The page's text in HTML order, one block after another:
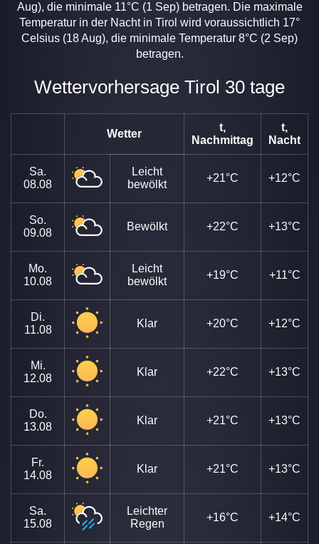
Aug), die minimale 11°C (1 Sep) betragen. Die maximale
Temperatur in der Nacht in Tirol wird voraussichtlich 17°
Celsius (18 Aug), die minimale Temperatur 8°C (2 Sep)
betragen.
Wettervorhersage Tirol 30 tage
Wetter
t,
Nachmittag
t,
Nacht
Sa.
08.08
Leicht
bewölkt
+21°C +12°C
So.
09.08
Bewölkt +22°C +13°C
Mo.
10.08
Leicht
bewölkt
+19°C +11°C
Di.
11.08
Klar +20°C +12°C
Mi.
12.08
Klar +22°C +13°C
Do.
13.08
Klar +21°C +13°C
Fr.
14.08
Klar +21°C +13°C
Sa.
15.08
Leichter
Regen
+16°C +14°C